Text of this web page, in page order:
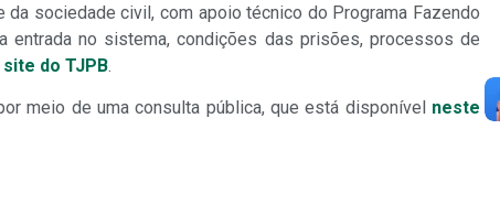
sociedade civil, com apoio técnico do Programa Fazendo
no sistema, condições das prisões, processos de
site do TJPB.
meio de uma consulta pública, que está disponível neste